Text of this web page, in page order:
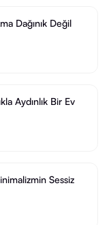
Dağınık Değil
Aydınlık Bir Ev
Sessiz